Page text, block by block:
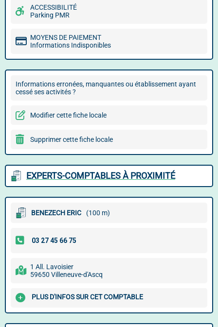
ACCESSIBILITÉ
Parking PMR
MOYENS DE PAIEMENT
Informations Indisponibles
Informations erronées, manquantes ou établissement ayant
cessé ses activités ?
Modifier cette fiche locale
Supprimer cette fiche locale
EXPERTS-COMPTABLES À PROXIMITÉ
BENEZECH ERIC (100 m)
1 All. Lavoisier
59650 Villeneuve-d'Ascq
PLUS D'INFOS SUR CET COMPTABLE